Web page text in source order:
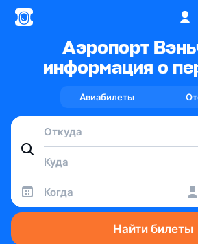
Аэропорт
информация о
Авиабилеты
Когда
Найти билеты